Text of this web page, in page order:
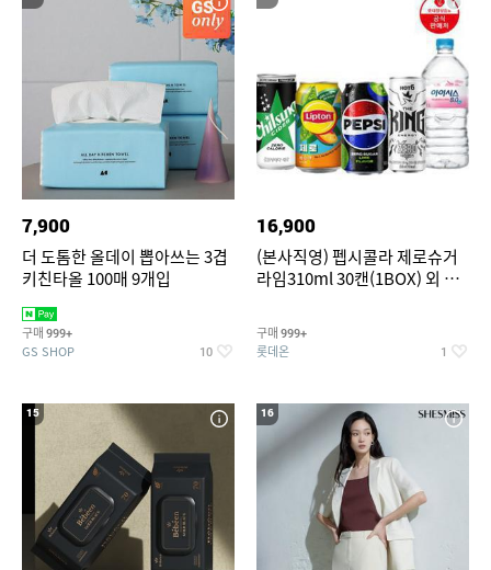
7,900
더 도톰한 올데이 뽑아쓰는 3겹
키친타올 100매 9개입
구매 999+
GS SHOP 10
16,900
(본사직영) 펩시콜라 제로슈거
라임310ml 30캔(1BOX) 외 롯
구매 999+
롯데온 1
15 16